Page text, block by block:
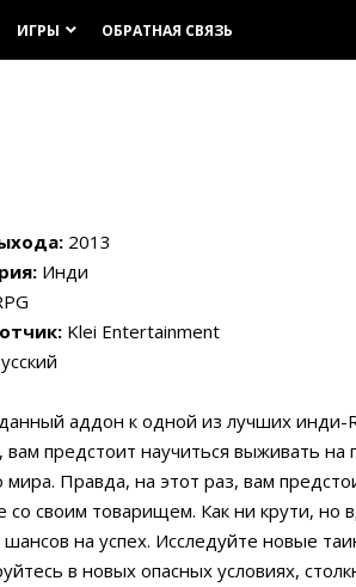
ИГРЫ keyboard_arrow_down ОБРАТНАЯ СВЯЗЬ
2013
Инди
Klei Entertainment
аддон к одной из лучших инди-
предстоит научиться выживать на
мира. Правда, на этот раз, вам
со своим товарищем. Как ни крути, но
на успех. Исследуйте новые
в новых опасных условиях,